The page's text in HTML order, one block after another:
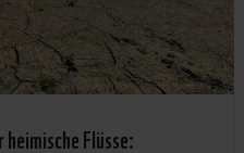
Flüsse: